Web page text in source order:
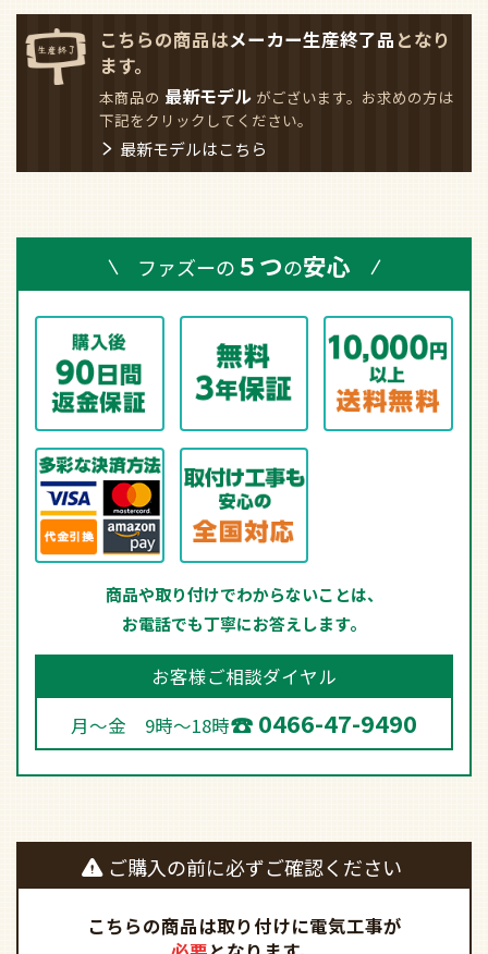
Amazon.co.jpにご登録の住所・クレジットカード情報を利用
してご注文いただけます。ご利用になるにはAmazon.co.jpア
カウントが必要です。
ファズーの取付工事について
商品についてのお問い合わせ
返品期限・条件
90日間返金保証について
レビューを書く
こちらの商品はメーカー生産終了品
ます。
本商品の 最新モデル がございます。お求めの方は
下記をクリックしてください。
最新モデルはこちら
ファズーの５つの安心